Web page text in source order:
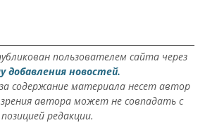
пользователем сайта через
добавления новостей.
содержание материала несет автор
зрения автора может не совпадать с
позицией редакции.